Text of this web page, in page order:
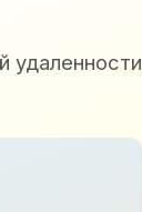
удаленности